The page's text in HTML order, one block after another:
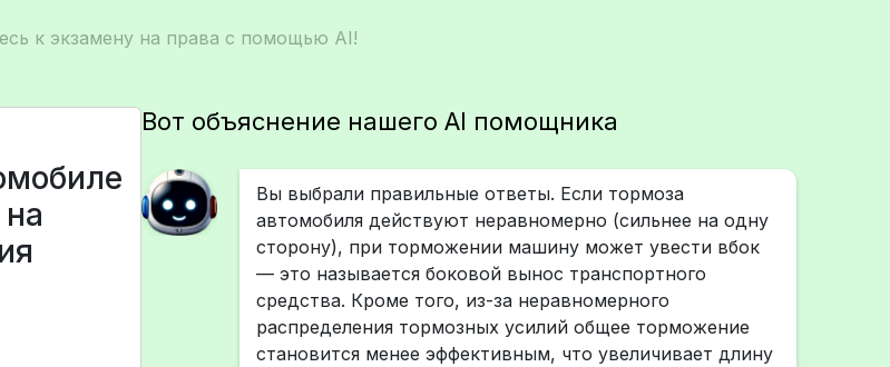
к экзамену на права с помощью AI!
Вот объяснение нашего AI помощника
Вы выбрали правильные ответы. Если тормоза
автомобиля действуют неравномерно (сильнее на одну
сторону), при торможении машину может увести вбок
— это называется боковой вынос транспортного
средства. Кроме того, из-за неравномерного
распределения тормозных усилий общее торможение
становится менее эффективным, что увеличивает длину